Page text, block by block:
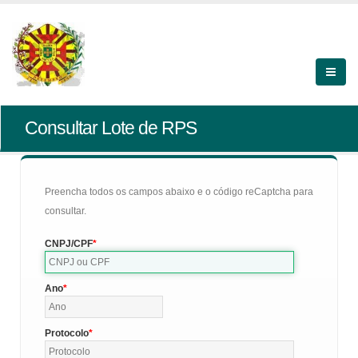
Consultar Lote de RPS
Preencha todos os campos abaixo e o código reCaptcha para
consultar.
CNPJ/CPF
Ano
Protocolo